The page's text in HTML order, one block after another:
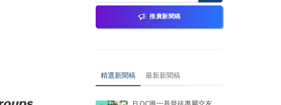
推廣新聞稿
精選新聞稿 最新新聞稿
FLOC唯一基督徒專屬交友